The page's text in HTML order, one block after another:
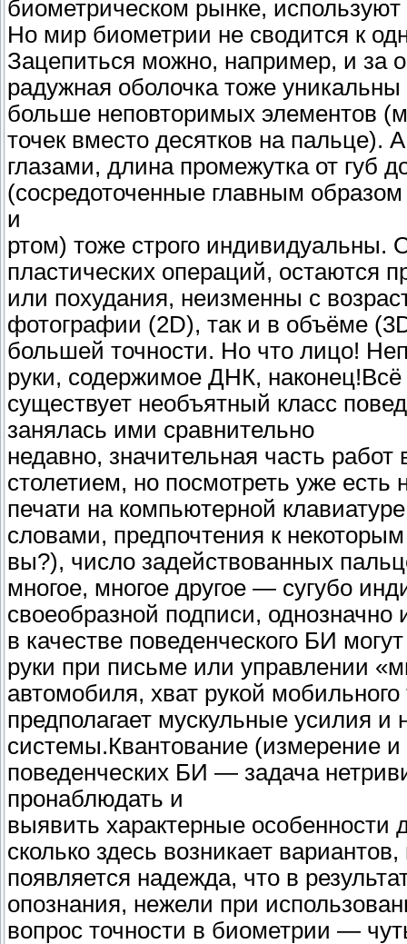
биометрическом рынке,
Но мир биометрии не сводится к
Зацепиться можно, например, и за
радужная оболочка тоже
больше неповторимых элементов
точек вместо десятков на пальце).
глазами, длина промежутка от губ
(сосредоточенные главным
и
ртом) тоже строго индивидуальны.
пластических операций, остаются
или похудания, неизменны с
фотографии (2D), так и в объёме
большей точности. Но что лицо!
руки, содержимое ДНК,
существует необъятный класс
занялась ими сравнительно
недавно, значительная часть
столетием, но посмотреть уже
печати на компьютерной
словами, предпочтения к
вы?), число задействованных
многое, многое другое — сугубо
своеобразной подписи,
в качестве поведенческого БИ
руки при письме или управлении
автомобиля, хват рукой
предполагает мускульные усилия
системы.Квантование (измерение
поведенческих БИ — задача
пронаблюдать и
выявить характерные особенности
сколько здесь возникает
появляется надежда, что в
опознания, нежели при
вопрос точности в биометрии —